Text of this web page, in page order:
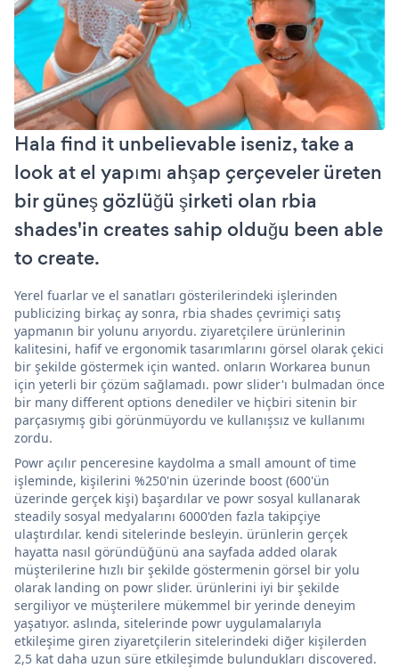
Hala find it unbelievable iseniz, take a
look at el yapımı ahşap çerçeveler üreten
bir güneş gözlüğü şirketi olan rbia
shades'in creates sahip olduğu been able
to create.
Yerel fuarlar ve el sanatları gösterilerindeki işlerinden
publicizing birkaç ay sonra, rbia shades çevrimiçi satış
yapmanın bir yolunu arıyordu. ziyaretçilere ürünlerinin
kalitesini, hafif ve ergonomik tasarımlarını görsel olarak çekici
bir şekilde göstermek için wanted. onların Workarea bunun
için yeterli bir çözüm sağlamadı. powr slider'ı bulmadan önce
bir many different options denediler ve hiçbiri sitenin bir
parçasıymış gibi görünmüyordu ve kullanışsız ve kullanımı
zordu.
Powr açılır penceresine kaydolma a small amount of time
işleminde, kişilerini %250'nin üzerinde boost (600'ün
üzerinde gerçek kişi) başardılar ve powr sosyal kullanarak
steadily sosyal medyalarını 6000'den fazla takipçiye
ulaştırdılar. kendi sitelerinde besleyin. ürünlerin gerçek
hayatta nasıl göründüğünü ana sayfada added olarak
müşterilerine hızlı bir şekilde göstermenin görsel bir yolu
olarak landing on powr slider. ürünlerini iyi bir şekilde
sergiliyor ve müşterilere mükemmel bir yerinde deneyim
yaşatıyor. aslında, sitelerinde powr uygulamalarıyla
etkileşime giren ziyaretçilerin sitelerindeki diğer kişilerden
2,5 kat daha uzun süre etkileşimde bulundukları discovered.